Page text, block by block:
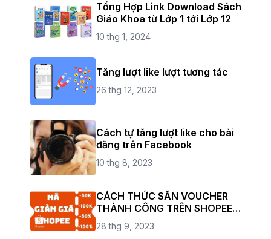
Tổng Hợp Link Download Sách
Giáo Khoa từ Lớp 1 tới Lớp 12
10 thg 1, 2024
Tăng lượt like lượt tương tác
26 thg 12, 2023
Cách tự tăng lượt like cho bài
đăng trên Facebook
10 thg 8, 2023
CÁCH THỨC SĂN VOUCHER
THÀNH CÔNG TRÊN SHOPEE
THỎA SỨC ĐAM MÊ
SHOPPING
28 thg 9, 2023